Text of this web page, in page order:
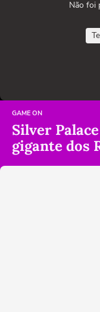
Não foi
GAME ON
Silver
gigante dos